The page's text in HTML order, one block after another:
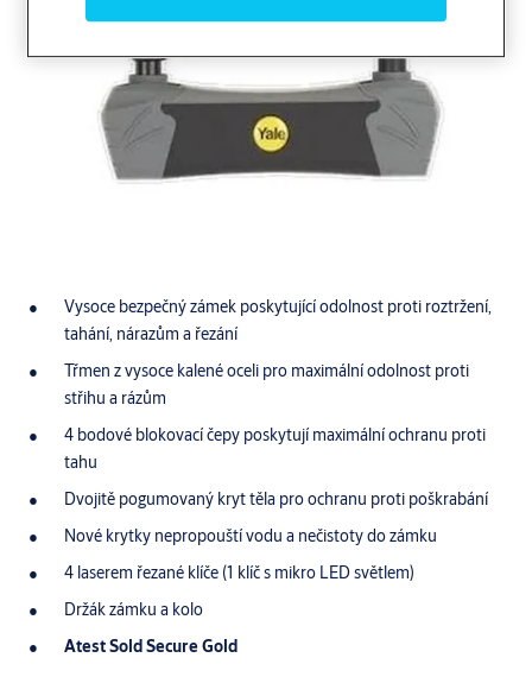
Vysoce bezpečný zámek poskytující odolnost proti roztržení,
tahání, nárazům a řezání
Třmen z vysoce kalené oceli pro maximální odolnost proti
střihu a rázům
4 bodové blokovací čepy poskytují maximální ochranu proti
tahu
Dvojitě pogumovaný kryt těla pro ochranu proti poškrabání
Nové krytky nepropouští vodu a nečistoty do zámku
4 laserem řezané klíče (1 klíč s mikro LED světlem)
Držák zámku a kolo
Atest Sold Secure Gold